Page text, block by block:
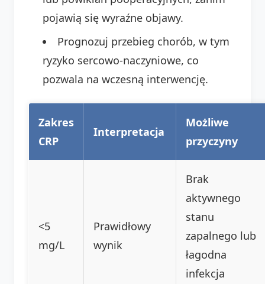
pojawią się wyraźne objawy.
Prognozuj przebieg chorób, w tym
ryzyko sercowo-naczyniowe, co
pozwala na wczesną interwencję.
Zakres
CRP
Interpretacja
Możliwe
przyczyny
<5
mg/L
Prawidłowy
wynik
Brak
aktywnego
stanu
zapalnego lub
łagodna
infekcja